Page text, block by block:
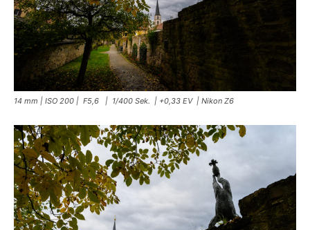
14 mm | ISO 200 | F5,6 | 1/400 Sek. | +0,33 EV | Nikon Z6